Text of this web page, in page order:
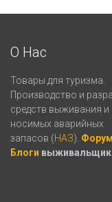
О Нас
Товары для туризма.
Производство и
средств выживания и
носимых аварийных
запасов (НАЗ). Форум
Блоги